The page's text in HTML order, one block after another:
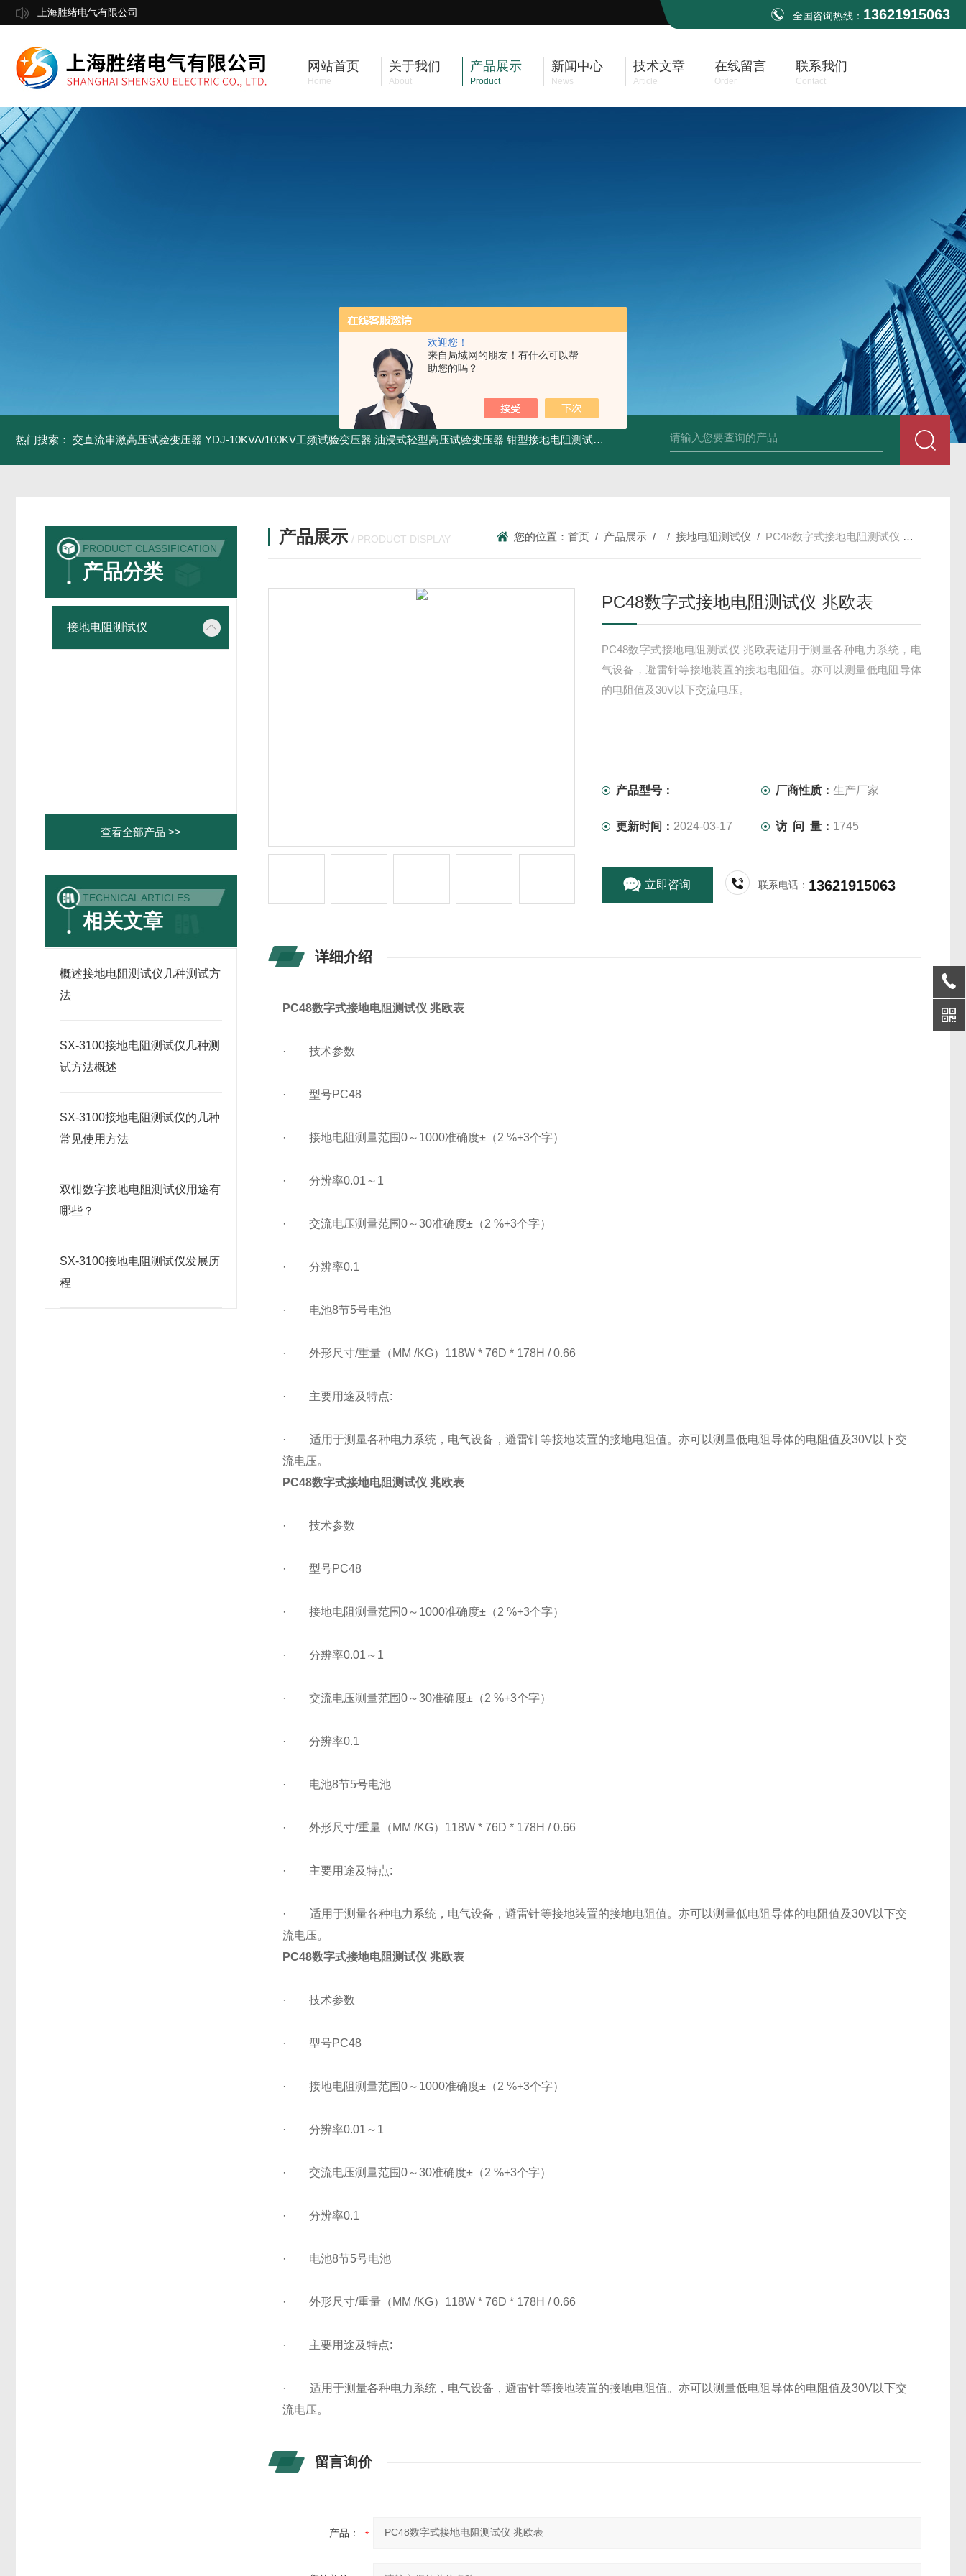
欢迎您！
来自局域网的朋友！有什么可以帮
助您的吗？
上海胜绪电气有限公司 全国咨询热线： 13621915063
网站首页
Home
关于我们
About
产品展示
Product
新闻中心
News
技术文章
Article
在线留言
Order
联系我们
Contact
热门搜索： 交直流串激高压试验变压器 YDJ-10KVA/100KV工频试验变压器 油浸式轻型高压试验变压器 钳型接地电阻测试仪 KDCR4400双钳相位伏安表 ML12A手持式相位伏安表 SMG2000E钳形相位
PRODUCT CLASSIFICATION
产品分类
接地电阻测试仪
查看全部产品 >>
TECHNICAL ARTICLES
相关文章
概述接地电阻测试仪几种测试方
法
SX-3100接地电阻测试仪几种测
试方法概述
SX-3100接地电阻测试仪的几种
常见使用方法
双钳数字接地电阻测试仪用途有
哪些？
SX-3100接地电阻测试仪发展历
程
产品展示 / PRODUCT DISPLAY 您的位置：首页 / 产品展示 / /接地电阻测试仪 / PC48数字式接地电阻测试仪 兆欧表
PC48数字式接地电阻测试仪 兆欧表
PC48数字式接地电阻测试仪 兆欧表适用于测量各种电力系统，电
气设备，避雷针等接地装置的接地电阻值。亦可以测量低电阻导体
的电阻值及30V以下交流电压。
产品型号： 厂商性质：生产厂家
更新时间： 2024-03-17 访 问 量： 1745
立即咨询 联系电话： 13621915063
详细介绍
PC48数字式接地电阻测试仪 兆欧表
· 技术参数
· 型号PC48
· 接地电阻测量范围0～1000准确度±（2 %+3个字）
· 分辨率0.01～1
· 交流电压测量范围0～30准确度±（2 %+3个字）
· 分辨率0.1
· 电池8节5号电池
· 外形尺寸/重量（MM /KG）118W * 76D * 178H / 0.66
· 主要用途及特点:
· 适用于测量各种电力系统，电气设备，避雷针等接地装置的接地电阻值。亦可以测量低电阻导体的电阻值及30V以下交
流电压。
PC48数字式接地电阻测试仪 兆欧表
· 技术参数
· 型号PC48
· 接地电阻测量范围0～1000准确度±（2 %+3个字）
· 分辨率0.01～1
· 交流电压测量范围0～30准确度±（2 %+3个字）
· 分辨率0.1
· 电池8节5号电池
· 外形尺寸/重量（MM /KG）118W * 76D * 178H / 0.66
· 主要用途及特点:
· 适用于测量各种电力系统，电气设备，避雷针等接地装置的接地电阻值。亦可以测量低电阻导体的电阻值及30V以下交
流电压。
PC48数字式接地电阻测试仪 兆欧表
· 技术参数
· 型号PC48
· 接地电阻测量范围0～1000准确度±（2 %+3个字）
· 分辨率0.01～1
· 交流电压测量范围0～30准确度±（2 %+3个字）
· 分辨率0.1
· 电池8节5号电池
· 外形尺寸/重量（MM /KG）118W * 76D * 178H / 0.66
· 主要用途及特点:
· 适用于测量各种电力系统，电气设备，避雷针等接地装置的接地电阻值。亦可以测量低电阻导体的电阻值及30V以下交
流电压。
留言询价
产品：